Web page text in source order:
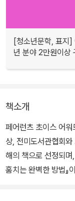
[청소년문학, 표지]
년 분야 2만원이상
책소개
페어런츠 초이스 어
상, 전미도서관협회
해의 책으로 선정되며
훔치는 완벽한 방법』